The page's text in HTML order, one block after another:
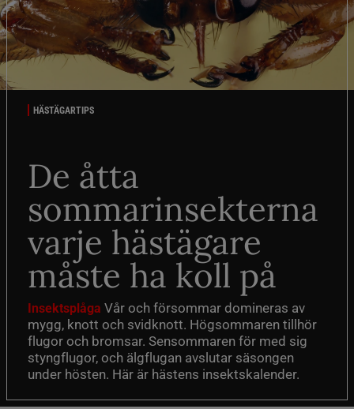
HÄSTÄGARTIPS
De åtta
sommarinsekterna
varje hästägare
måste ha koll på
Insektsplåga Vår och försommar domineras av
mygg, knott och svidknott. Högsommaren tillhör
flugor och bromsar. Sensommaren för med sig
styngflugor, och älgflugan avslutar säsongen
under hösten. Här är hästens insektskalender.